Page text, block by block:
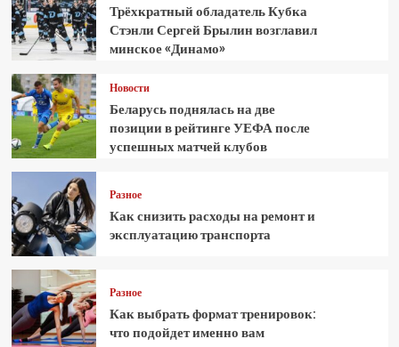
Трёхкратный обладатель Кубка
Стэнли Сергей Брылин возглавил
минское «Динамо»
Новости
Беларусь поднялась на две
позиции в рейтинге УЕФА после
успешных матчей клубов
Разное
Как снизить расходы на ремонт и
эксплуатацию транспорта
Разное
Как выбрать формат тренировок:
что подойдет именно вам